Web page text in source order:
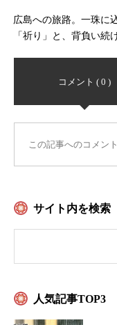
広島への旅路。一珠に
「祈り」と、背負い続
コメント ( 0 )
この記事へのコメン
サイト内を検索
人気記事TOP3